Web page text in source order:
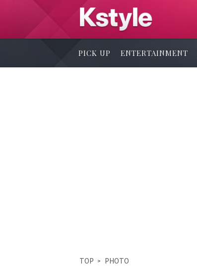
PICK UP ENTERTAINMENT
TOP PHOTO